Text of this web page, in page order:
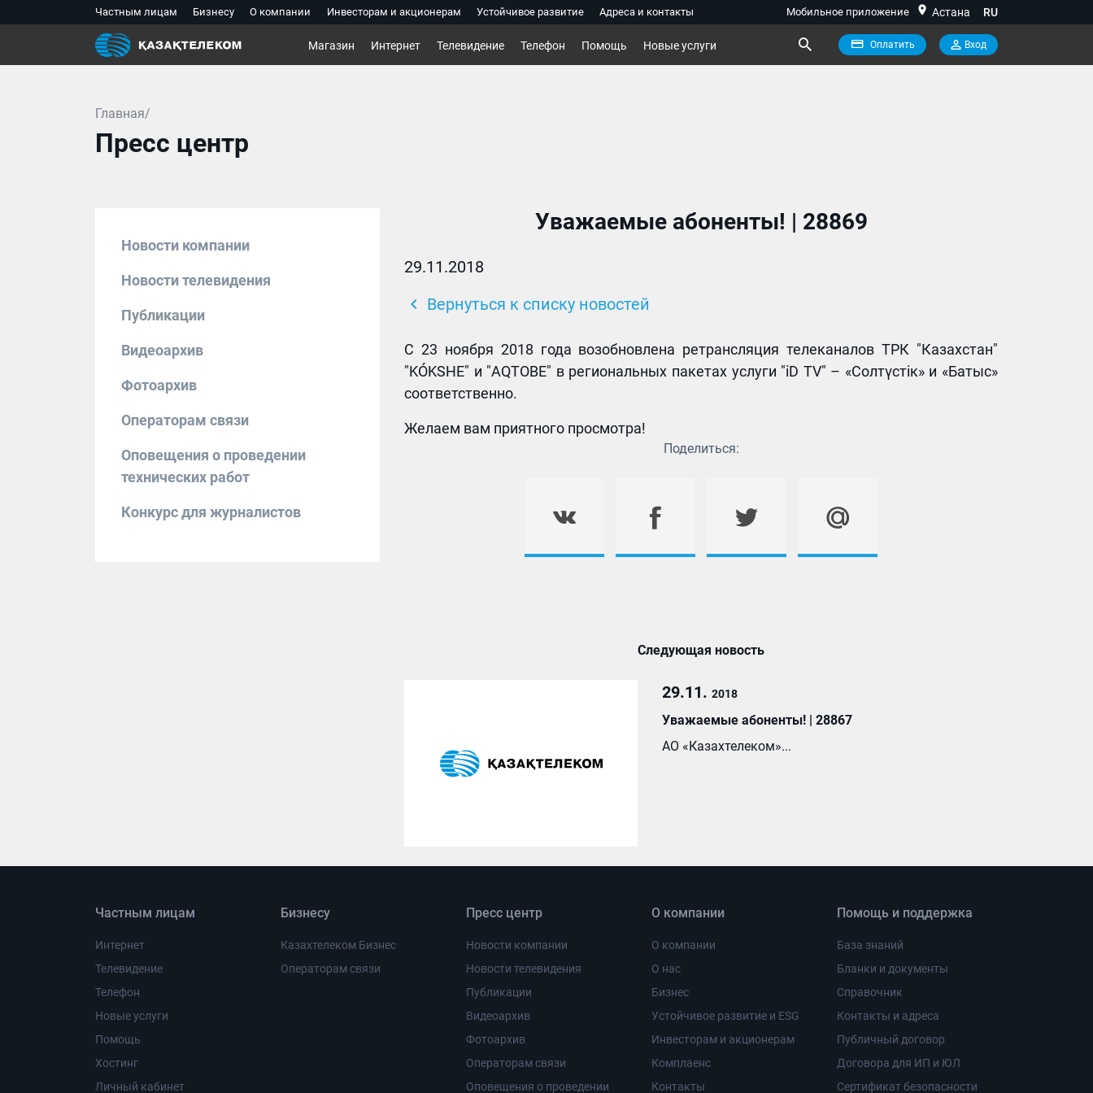
Частным лицам Бизнесу О компании Инвесторам и акционерам Устойчивое развитие Адреса и контакты Мобильное приложение location_on Астана RU
Магазин Интернет Телевидение Телефон Помощь Новые услуги Оплатить Вход
Главная/
Пресс центр
Новости компании
Новости телевидения
Публикации
Видеоархив
Фотоархив
Операторам связи
Оповещения о проведении
технических работ
Конкурс для журналистов
Уважаемые абоненты! | 28869
29.11.2018
chevron_left Вернуться к списку новостей
С 23 ноября 2018 года возобновлена ретрансляция телеканалов ТРК "Казахстан"
"KÓKSHE" и "AQTOBE" в региональных пакетах услуги "iD TV" – «Солтүстік» и «Батыс»
соответственно.
Желаем вам приятного просмотра!
Поделиться:
Следующая новость
29.11. 2018
Уважаемые абоненты! | 28867
АО «Казахтелеком»...
Частным лицам
Интернет
Телевидение
Телефон
Новые услуги
Помощь
Хостинг
Личный кабинет
Бизнесу
Казахтелеком Бизнес
Операторам связи
Пресс центр
Новости компании
Новости телевидения
Публикации
Видеоархив
Фотоархив
Операторам связи
Оповещения о проведении
О компании
О компании
О нас
Бизнес
Устойчивое развитие и ESG
Инвесторам и акционерам
Комплаенс
Контакты
Помощь и поддержка
База знаний
Бланки и документы
Справочник
Контакты и адреса
Публичный договор
Договора для ИП и ЮЛ
Сертификат безопасности